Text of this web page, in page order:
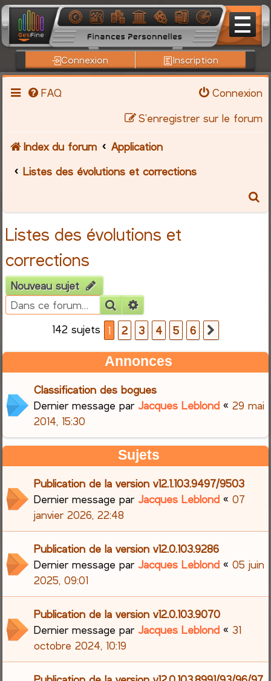
Connexion Inscription
FAQ
Connexion
S’enregistrer sur le forum
Index du forum
Application
Listes des évolutions et corrections
h
Listes des évolutions et
corrections
Nouveau sujet
Rechercher
142 sujets
1 2 3 4 5 6
Annonces
Classification des bogues
Dernier message parJacques Leblond «29 mai
2014, 15:30
Sujets
Publication de la version v12.1.103.9497/9503
Dernier message parJacques Leblond «07
janvier 2026, 22:48
Publication de la version v12.0.103.9286
Dernier message parJacques Leblond «05 juin
2025, 09:01
Publication de la version v12.0.103.9070
Dernier message parJacques Leblond «31
octobre 2024, 10:19